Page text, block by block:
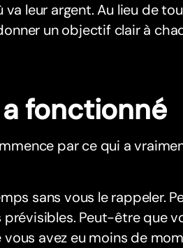
leur argent. Au lieu de
un objectif clair à
fonctionné
par ce qui a
sans vous le rappeler.
Peut-être que
avez eu moins de